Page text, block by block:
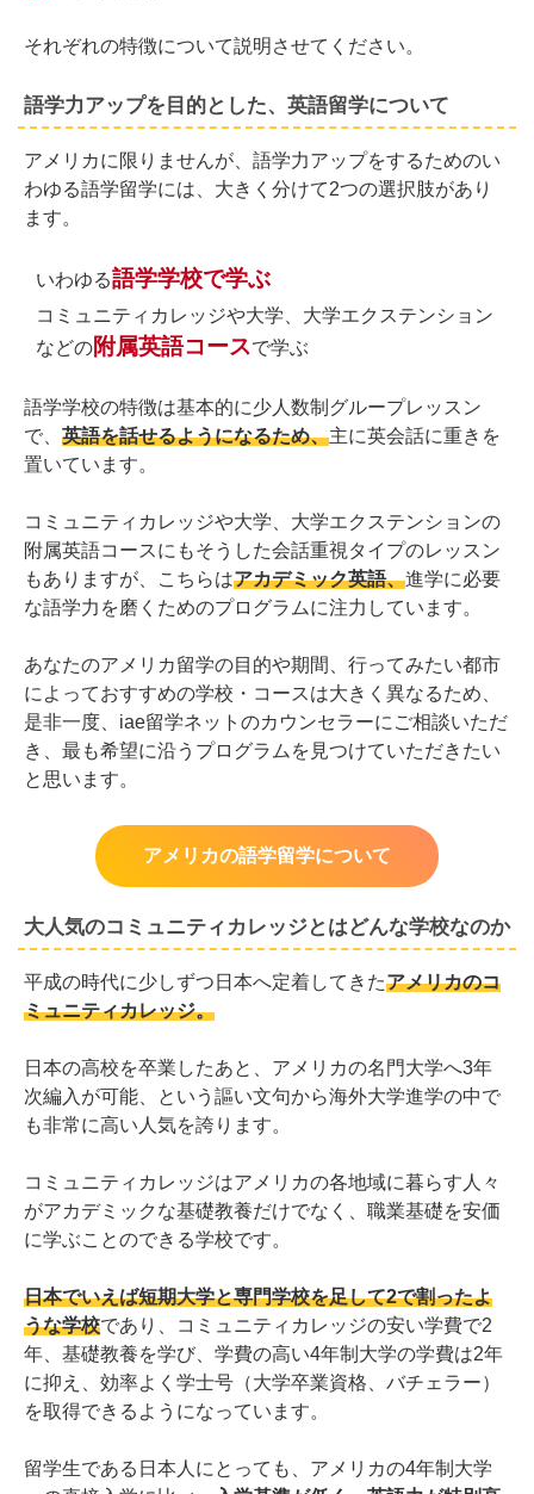
それぞれの特徴について説明させてください。
語学力アップを目的とした、英語留学について
アメリカに限りませんが、語学力アップをするためのい
わゆる語学留学には、大きく分けて2つの選択肢があり
ます。
いわゆる語学学校で学ぶ
コミュニティカレッジや大学、大学エクステンション
などの附属英語コースで学ぶ
語学学校の特徴は基本的に少人数制グループレッスン
で、 英語を話せるようになるため、主に英会話に重きを
置いています。
コミュニティカレッジや大学、大学エクステンションの
附属英語コースにもそうした会話重視タイプのレッスン
もありますが、こちらはアカデミック英語、進学に必要
な語学力を磨くためのプログラムに注力しています。
あなたのアメリカ留学の目的や期間、行ってみたい都市
によっておすすめの学校・コースは大きく異なるため、
是非一度、iae留学ネットのカウンセラーにご相談いただ
き、最も希望に沿うプログラムを見つけていただきたい
と思います。
アメリカの語学留学について
大人気のコミュニティカレッジとはどんな学校なのか
平成の時代に少しずつ日本へ定着してきたアメリカのコ
ミュニティカレッジ。
日本の高校を卒業したあと、アメリカの名門大学へ3年
次編入が可能、という謳い文句から海外大学進学の中で
も非常に高い人気を誇ります。
コミュニティカレッジはアメリカの各地域に暮らす人々
がアカデミックな基礎教養だけでなく、職業基礎を安価
に学ぶことのできる学校です。
日本でいえば短期大学と専門学校を足して2で割ったよ
うな学校であり、コミュニティカレッジの安い学費で2
年、基礎教養を学び、学費の高い4年制大学の学費は2年
に抑え、効率よく学士号（大学卒業資格、バチェラー）
を取得できるようになっています。
留学生である日本人にとっても、アメリカの4年制大学